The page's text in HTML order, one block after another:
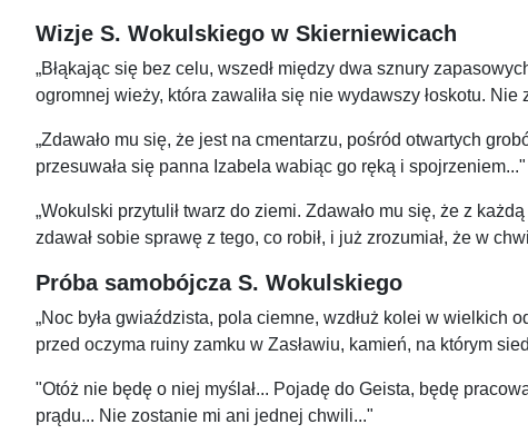
Wizje S. Wokulskiego w Skierniewicach
„Błąkając się bez celu, wszedł między dwa sznury
ogromnej wieży, która zawaliła się nie wydawszy łoskotu. Nie
„Zdawało mu się, że jest na cmentarzu, pośród otwartych
przesuwała się panna Izabela wabiąc go ręką i spojrzeniem..."
„Wokulski przytulił twarz do ziemi. Zdawało mu się, że z
zdawał sobie sprawę z tego, co robił, i już zrozumiał, że w
Próba samobójcza S. Wokulskiego
„Noc była gwiaździsta, pola ciemne, wzdłuż kolei w wielkich
przed oczyma ruiny zamku w Zasławiu, kamień, na którym
"Otóż nie będę o niej myślał... Pojadę do Geista, będę
prądu... Nie zostanie mi ani jednej chwili..."